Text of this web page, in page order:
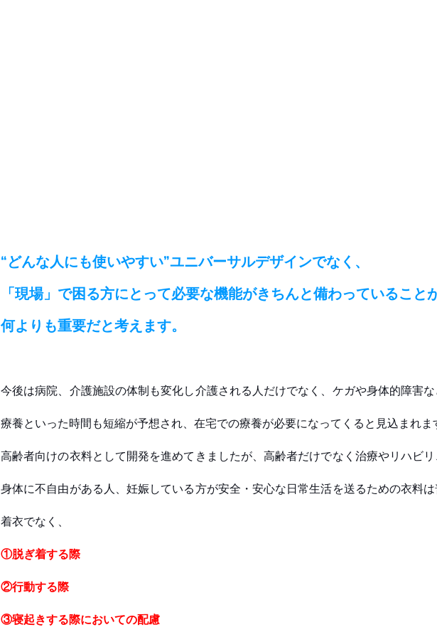
“どんな人にも使いやすい”ユニバーサルデザインでなく、
「現場」で困る方にとって必要な機能がきちんと備わっていること
何よりも重要だと考えます。
今後は病院、介護施設の体制も変化し介護される人だけでなく、ケガや身体的障害
療養といった時間も短縮が予想され、在宅での療養が必要になってくると見込まれ
高齢者向けの衣料として開発を進めてきましたが、高齢者だけでなく治療やリハビ
身体に不自由がある人、妊娠している方が安全・安心な日常生活を送るための衣料
着衣でなく、
①脱ぎ着する際
②行動する際
③寝起きする際においての配慮